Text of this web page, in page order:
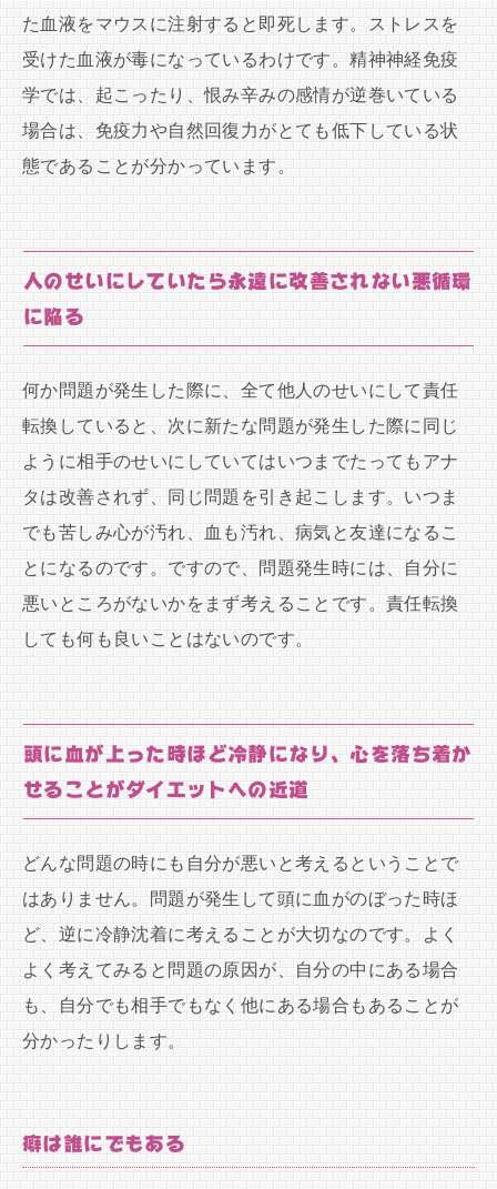
た血液をマウスに注射すると即死します。ストレスを
受けた血液が毒になっているわけです。精神神経免疫
学では、起こったり、恨み辛みの感情が逆巻いている
場合は、免疫力や自然回復力がとても低下している状
態であることが分かっています。
人のせいにしていたら永遠に改善されない悪循環
に陥る
何か問題が発生した際に、全て他人のせいにして責任
転換していると、次に新たな問題が発生した際に同じ
ように相手のせいにしていてはいつまでたってもアナ
タは改善されず、同じ問題を引き起こします。いつま
でも苦しみ心が汚れ、血も汚れ、病気と友達になるこ
とになるのです。ですので、問題発生時には、自分に
悪いところがないかをまず考えることです。責任転換
しても何も良いことはないのです。
頭に血が上った時ほど冷静になり、心を落ち着か
せることがダイエットへの近道
どんな問題の時にも自分が悪いと考えるということで
はありません。問題が発生して頭に血がのぼった時ほ
ど、逆に冷静沈着に考えることが大切なのです。よく
よく考えてみると問題の原因が、自分の中にある場合
も、自分でも相手でもなく他にある場合もあることが
分かったりします。
癖は誰にでもある